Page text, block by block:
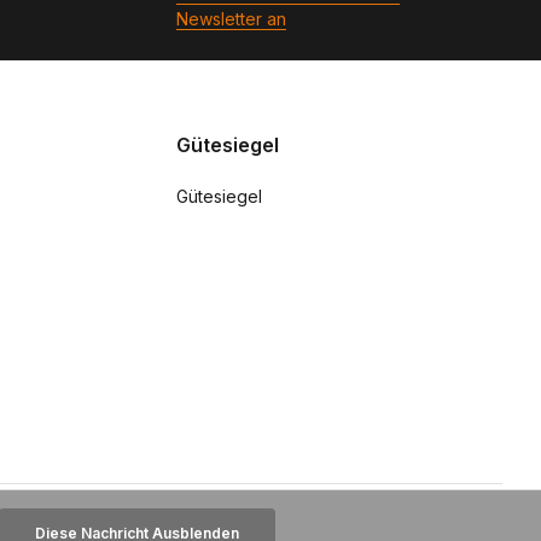
Newsletter an
Gütesiegel
Gütesiegel
Diese Nachricht Ausblenden